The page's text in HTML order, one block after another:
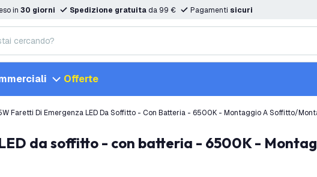
in 30 giorni Spedizione gratuita da 99 € Pagamenti sicuri
Offerte
Faretti Di Emergenza LED Da Soffitto - Con Batteria - 6500K - Montaggio A Soffitto/
LED da soffitto - con batteria - 6500K -